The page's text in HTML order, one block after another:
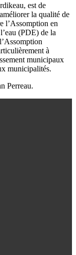
est de
la qualité de
l’Assomption en
(PDE) de la
à
municipaux
municipalités.
Perreau.